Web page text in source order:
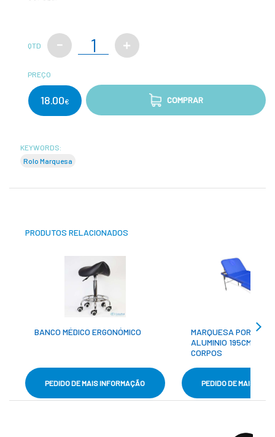
QTD
PREÇO
18.00€ COMPRAR
KEYWORDS:
Rolo Marquesa
PRODUTOS RELACIONADOS
BANCO MÉDICO ERGONÓMICO
PEDIDO DE MAIS INFORMAÇÃO
MARQUESA PORTÁTIL
ALUMINIO 195CM X
CORPOS
PEDIDO DE MAIS